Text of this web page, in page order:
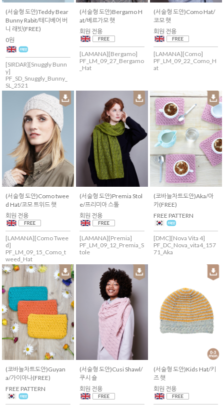
(서술형 도안)Teddy Bear
Bunny Rabit/테디베어 버
니 래빗(FREE)
0원
[SIRDAR][Snuggly Bunn
y]
PF_SD_Snuggly_Bunny_
SL_2521
(서술형 도안)Bergamo H
at/베르가모 햇
회원 전용
[LAMANA][Bergamo]
PF_LM_09_27_Bergamo
_Hat
(서술형 도안)Como Hat/
코모 햇
회원 전용
[LAMANA][Como]
PF_LM_09_22_Como_H
at
(서술형 도안)Como twee
d Hat/코모 트위드 햇
회원 전용
[LAMANA][Como Twee
d]
PF_LM_09_15_Como_t
weed_Hat
(서술형 도안)Premia Stol
e/프리미아 스톨
회원 전용
[LAMANA][Premia]
PF_LM_09_12_Premia_S
tole
(코바늘차트도안)Aka/아
카(FREE)
FREE PATTERN
[DMC][Nova Vita 4]
PF_DC_Nova_vita4_157
71_Aka
(코바늘차트도안)Guyan
a/가이아나(FREE)
FREE PATTERN
(서술형 도안)Cusi Shawl/
쿠시 숄
회원 전용
(서술형 도안)Kids Hat/키
즈 햇
회원 전용